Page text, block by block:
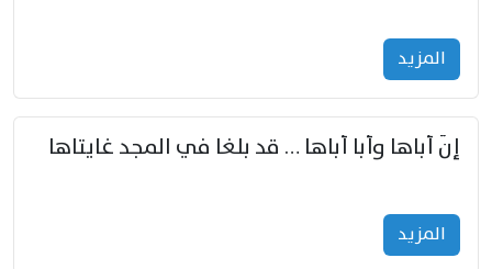
المزید
إنّ أباها وأبا أباها … قد بلغا في المجد غايتاها
المزید